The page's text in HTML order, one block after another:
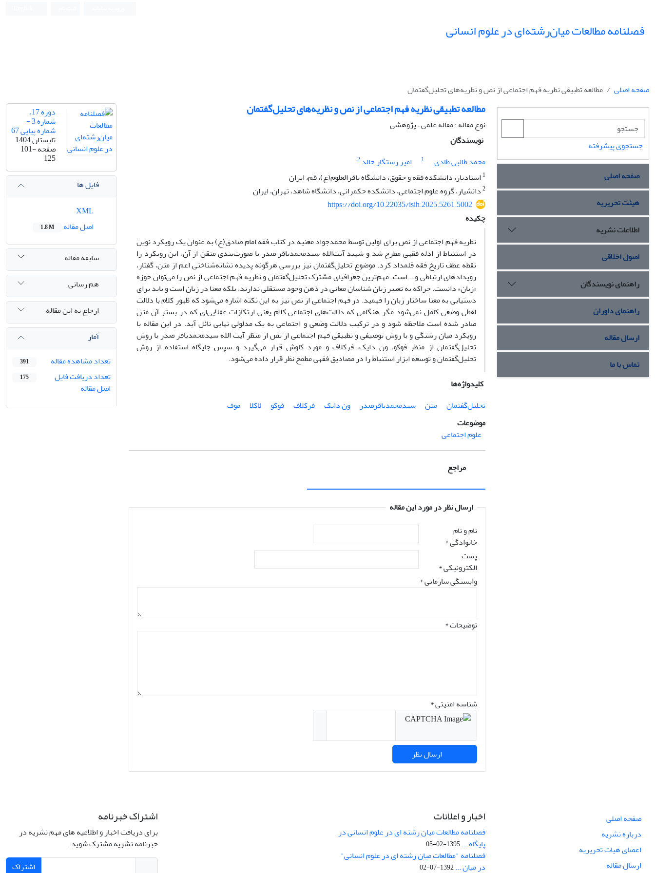
فصلنامه مطالعات میان‌رشته‌ای در علوم انسانی
صفحه اصلی مطالعه تطبیقی نظریه فهم اجتماعی از نص و نظریه‌های تحلیل‌گفتمان
مطالعه تطبیقی نظریه فهم اجتماعی از نص و نظریه‌های تحلیل‌گفتمان
نوع مقاله : مقاله علمی ـ پژوهشی
نویسندگان
محمد طالبی طادی
1 امیر رستگار خالد2
1 استادیار، دانشکده فقه و حقوق، دانشگاه باقرالعلوم(ع)، قم، ایران
2دانشیار، گروه علوم اجتماعی، دانشکده حکمرانی، دانشگاه شاهد، تهران، ایران
https://doi.org/10.22035/isih.2025.5261.5002
چکیده
نظریه فهم اجتماعی از نص برای اولین توسط محمدجواد مغنیه در کتاب فقه امام صادق(ع) به عنوان یک رویکرد نوین
در استنباط از ادله فقهی مطرح شد و شهید آیت‌الله سیدمحمدباقر صدر با صورت‌بندی متقن از آن، این رویکرد را
نقطه عطف تاریخ فقه قلمداد کرد. موضوع تحلیل‌گفتمان نیز بررسی هرگونه پدیده نشانه‌شناختی اعم از متن، گفتار،
رویدادهای ارتباطی و... است. مهم‌ترین جغرافیای مشترک تحلیل‌گفتمان و نظریه فهم اجتماعی از نص را می‌توان حوزه
«زبان» دانست. چراکه به تعبیر زبان شناسان معانی در ذهن وجود مستقلی ندارند، بلکه معنا در زبان است و باید برای
دستیابی به معنا ساختار زبان را فهمید. در فهم اجتماعی از نص نیز به این نکته اشاره می‌شود که ظهور کلام با دلالت
لفظی وضعی کامل نمی‌شود مگر هنگامی که دلالت‌های اجتماعی کلام یعنی ارتکازات عقلایی‌ای که در بستر آن متن
صادر شده است ملاحظه شود و در ترکیب دلالت وضعی و اجتماعی به یک مدلولی نهایی نائل آید. در این مقاله با
رویکرد میان رشتگی و با روش توصیفی و تطبیقی فهم اجتماعی از نص از منظر آیت الله سیدمحمدباقر صدر با روش
تحلیل‌گفتمان از منظر فوکو، ون دایک، فرکلاف و مورد کاوش قرار می‌گیرد و سپس جایگاه استفاده از روش
تحلیل‌گفتمان و توسعه ابزار استنباط را در مصادیق فقهی مطمح نظر قرار داده می‌شود.
کلیدواژه‌ها
تحلیل‌گفتمان
متن سیدمحمدباقرصدر ون دایک فرکلاف فوکو لاکلا
موف
موضوعات
علوم اجتماعی
مراجع
ارسال نظر در مورد این مقاله
نام و نام
خانوادگی*
پست
الکترونیکی*
وابستگی سازمانی *
توضیحات *
شناسه امنیتی *
دوره 17،
شماره 3 -
شماره پیاپی 67
تابستان 1404
صفحه101-
125
فایل ها
اصل مقاله
1.8 M
سابقه مقاله
هم رسانی
ارجاع به این مقاله
آمار
تعداد مشاهده مقاله
391
تعداد دریافت فایل
اصل مقاله
175
جستجوی پیشرفته
صفحه اصلی
هیئت تحریریه
اطلاعات نشریه
اصول اخلاقی
راهنمای نویسندگان
راهنمای داوران
ارسال مقاله
تماس با ما
صفحه اصلی
درباره نشریه
اعضای هیات تحریریه
ارسال مقاله
اخبار و اعلانات
فصلنامه مطالعات میان رشته ای در علوم انسانی در
پایگاه ...1395-02-05
فصلنامه "مطالعات میان رشته ای در علوم انسانی"
در میان ...1392-07-02
اشتراک خبرنامه
برای دریافت اخبار و اطلاعیه های مهم نشریه در
خبرنامه نشریه مشترک شوید.
اشتراک